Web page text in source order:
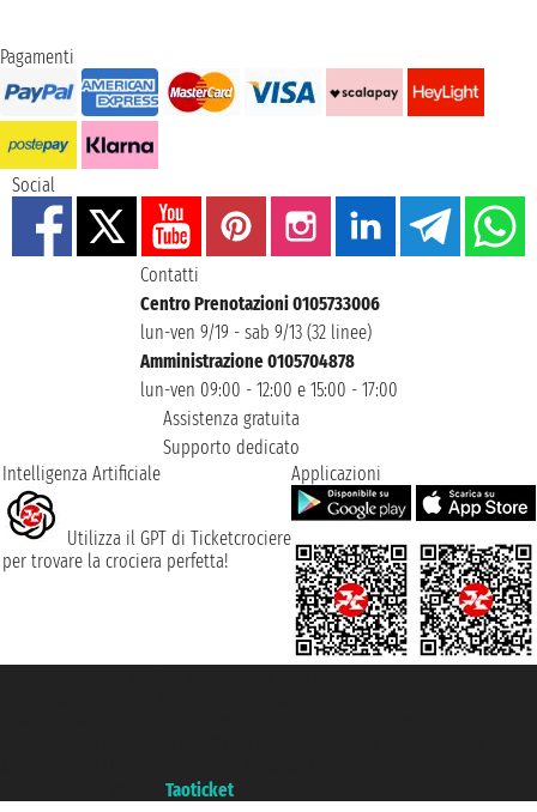
Pagamenti
Social
Contatti
Centro Prenotazioni 0105733006
lun-ven 9/19 - sab 9/13 (32 linee)
Amministrazione 0105704878
lun-ven 09:00 - 12:00 e 15:00 - 17:00
Assistenza gratuita
Supporto dedicato
Intelligenza Artificiale
Utilizza il GPT di Ticketcrociere
per trovare la crociera perfetta!
Applicazioni
Taoticket